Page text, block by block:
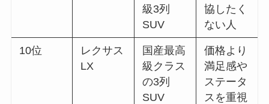
級3列
SUV
協したく
ない人
10位
レクサス
LX
国産最高
級クラス
の3列
SUV
価格より
満足感や
ステータ
スを重視